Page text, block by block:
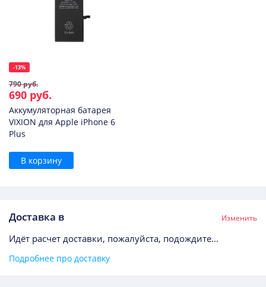
-13%
790 руб.
690 руб.
Аккумуляторная батарея
VIXION для Apple iPhone 6
Plus
В корзину
Доставка в Изменить
Идёт расчет доставки, пожалуйста, подождите...
Подробнее про доставку